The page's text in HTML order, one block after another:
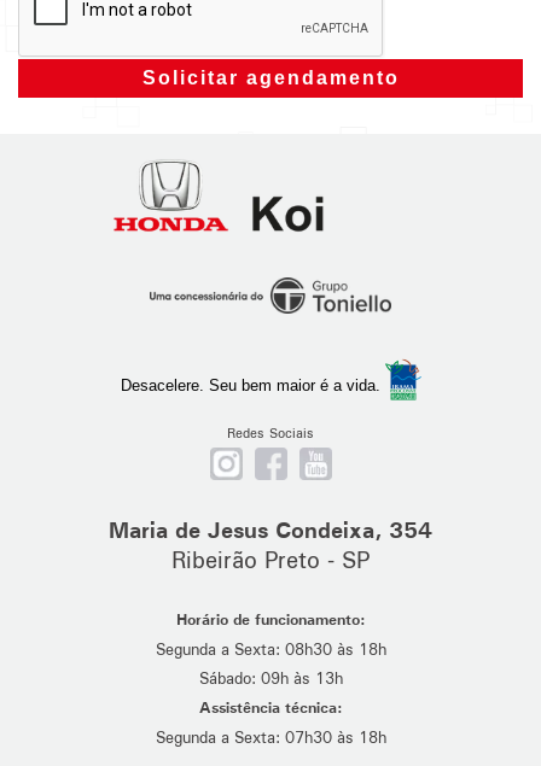
Honda
Ribeirão
Desacelere. Seu bem maior é a vida.
Redes Sociais
Nos
no
Instagram
Curta
página
no
Facebook
Se
em
nosso
canal
Maria de Jesus Condeixa, 354
Ribeirão Preto - SP
Horário de funcionamento:
Segunda a Sexta: 08h30 às 18h
Sábado: 09h às 13h
Assistência técnica:
Segunda a Sexta: 07h30 às 18h